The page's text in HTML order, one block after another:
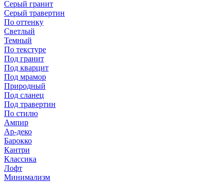
Серый гранит
Серый травертин
По оттенку
Светлый
Темный
По текстуре
Под гранит
Под кварцит
Под мрамор
Природный
Под сланец
Под травертин
По стилю
Ампир
Ар-деко
Барокко
Кантри
Классика
Лофт
Минимализм